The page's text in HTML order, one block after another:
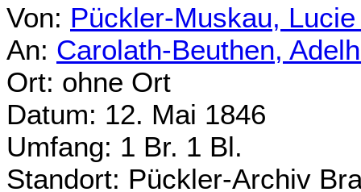
Von: Pückler-Muskau,
An: Carolath-Beuthen,
Ort: ohne Ort
Datum: 12. Mai 1846
Umfang: 1 Br. 1 Bl.
Standort: Pückler-Archiv